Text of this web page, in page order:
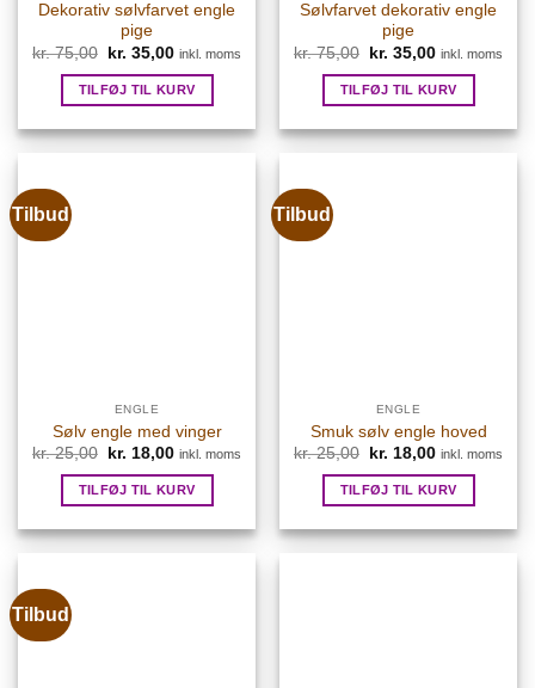
Dekorativ sølvfarvet engle
pige
kr.75,00
Den
pris
var:
kr. 35,00Den
pris
er:
inkl. moms
TILFØJ TIL KURV
Sølvfarvet dekorativ engle
pige
kr.75,00
Den
pris
var:
kr. 35,00Den
pris
er:
inkl. moms
TILFØJ TIL KURV
Tilbud
ENGLE
Sølv engle med vinger
kr.25,00
Den
pris
var:
kr. 18,00Den
pris
er:
inkl. moms
TILFØJ TIL KURV
Tilbud
ENGLE
Smuk sølv engle hoved
kr.25,00
Den
pris
var:
kr. 18,00Den
pris
er:
inkl. moms
TILFØJ TIL KURV
Tilbud